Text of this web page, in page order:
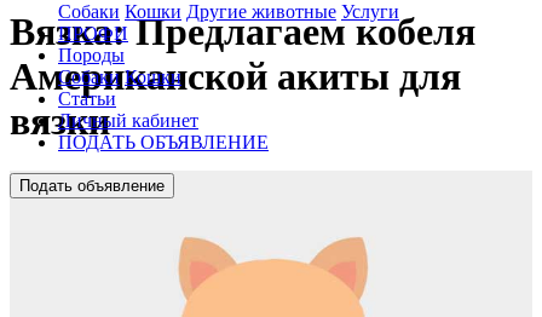
Собаки Кошки Другие животные Услуги
ПРОФИ
Породы
Собаки Кошки
Статьи
Личный кабинет
ПОДАТЬ ОБЪЯВЛЕНИЕ
Подать объявление
Вязка: Предлагаем кобеля
Американской акиты для
вязки